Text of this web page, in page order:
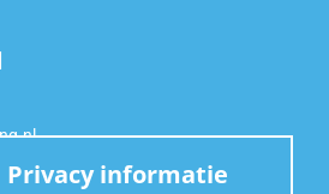
Privacy informatie